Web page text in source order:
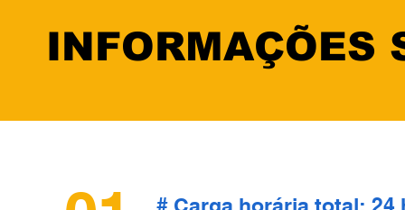
INFORMAÇÕES
# Carga horária total: 24